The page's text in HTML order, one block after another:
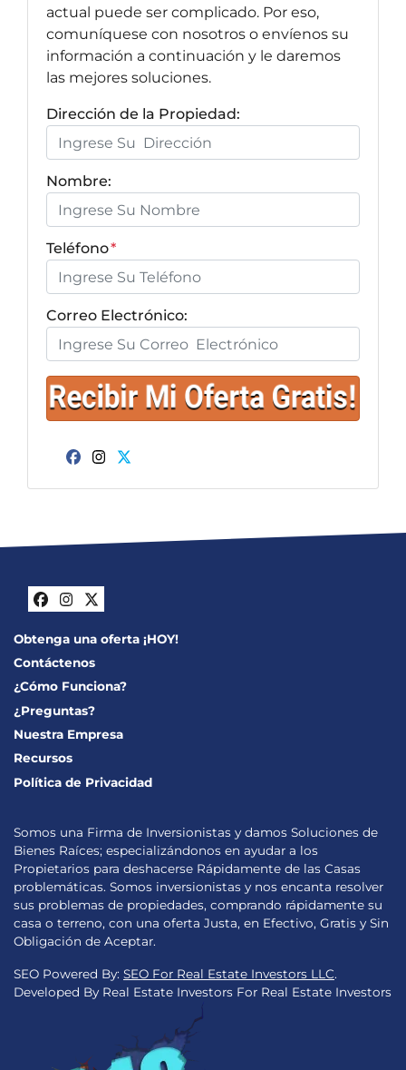
actual puede ser complicado. Por eso,
comuníquese con nosotros o envíenos su
información a continuación y le daremos
las mejores soluciones.
Dirección de la Propiedad:
Nombre:
Teléfono*
Correo Electrónico:
Facebook
Facebook
Instagram
Twitter
Obtenga una oferta ¡HOY!
Contáctenos
¿Cómo Funciona?
¿Preguntas?
Nuestra Empresa
Recursos
Política de Privacidad
Somos una Firma de Inversionistas y damos Soluciones de
Bienes Raíces; especializándonos en ayudar a los
Propietarios para deshacerse Rápidamente de las Casas
problemáticas. Somos inversionistas y nos encanta resolver
sus problemas de propiedades, comprando rápidamente su
casa o terreno, con una oferta Justa, en Efectivo, Gratis y Sin
Obligación de Aceptar.
SEO Powered By: SEO For Real Estate Investors LLC.
Developed By Real Estate Investors For Real Estate Investors